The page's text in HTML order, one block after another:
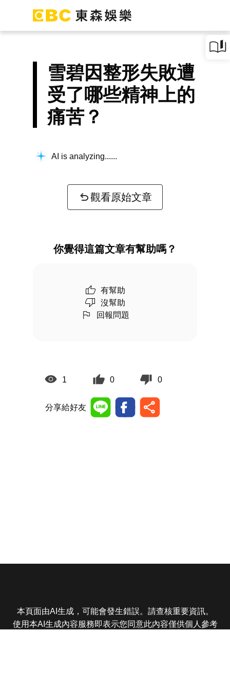
雪碧因整形失敗遭
受了哪些精神上的
痛苦？
AI is analyzing...
觀看原始文章
你覺得這篇文章有幫助嗎？
有幫助
沒幫助
回報問題
1 0 0
分享給好友
本頁面由AI生成，可能會發生錯誤。請查核重要資訊。
使用本AI生成內容服務即表示您同意此內容僅供個人參考